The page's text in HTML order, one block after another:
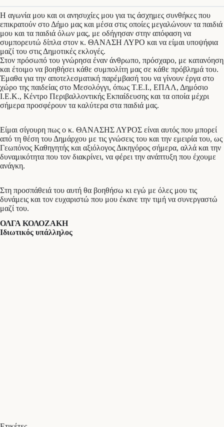
Η αγωνία μου και οι ανησυχίες μου για τις άσχημες συνθήκες που
επικρατούν στο Δήμο μας και μέσα στις οποίες μεγαλώνουν τα παιδιά
μου και τα παιδιά όλων μας, με οδήγησαν στην απόφαση να
συμπορευτώ δίπλα στον κ. ΘΑΝΑΣΗ ΛΥΡΟ και να είμαι υποψήφια
μαζί του στις Δημοτικές εκλογές.
Στον πρόσωπό του γνώρησα έναν άνθρωπο, πρόσχαρο, με κατανόηση
και έτοιμο να βοηθήσει κάθε συμπολίτη μας σε κάθε πρόβλημά του.
Έμαθα για την αποτελεσματική παρέμβασή του να γίνουν έργα στο
χώρο της παιδείας στο Μεσολόγγι, όπως Τ.Ε.Ι., ΕΠΑΛ, Δημόσιο
Ι.Ε.Κ., Κέντρο Περιβαλλοντικής Εκπαίδευσης και τα οποία μέχρι
σήμερα προσφέρουν τα καλύτερα στα παιδιά μας.
Είμαι σίγουρη πως ο κ. ΘΑΝΑΣΗΣ ΛΥΡΟΣ είναι αυτός που μπορεί
από τη θέση του Δημάρχου με τις γνώσεις του και την εμειρία του, ως
Γεωπόνος Καθηγητής και αξιόλογος Δικηγόρος σήμερα, αλλά και την
δυναμικότητα που τον διακρίνει, να φέρει την ανάπτυξη που έχουμε
ανάγκη.
Στη προσπάθειά του αυτή θα βοηθήσω κι εγώ με όλες μου τις
δυνάμεις και τον ευχαριστώ που μου έκανε την τιμή να συνεργαστώ
μαζί του.
ΟΛΓΑ ΚΟΛΟΖΑΚΗ
Ιδιωτικός υπάλληλος